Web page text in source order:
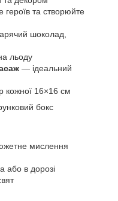
та створюйте
шоколад,
льоду
— ідеальний
кожної 16×16 см
бокс
мислення
або в дорозі